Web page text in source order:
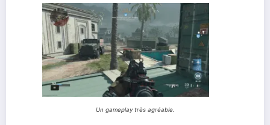
Un gameplay très agréable.